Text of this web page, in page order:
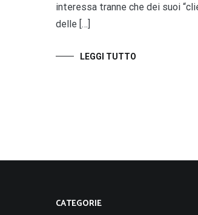
interessa tranne che dei suoi
delle […]
LEGGI TUTTO
CATEGORIE